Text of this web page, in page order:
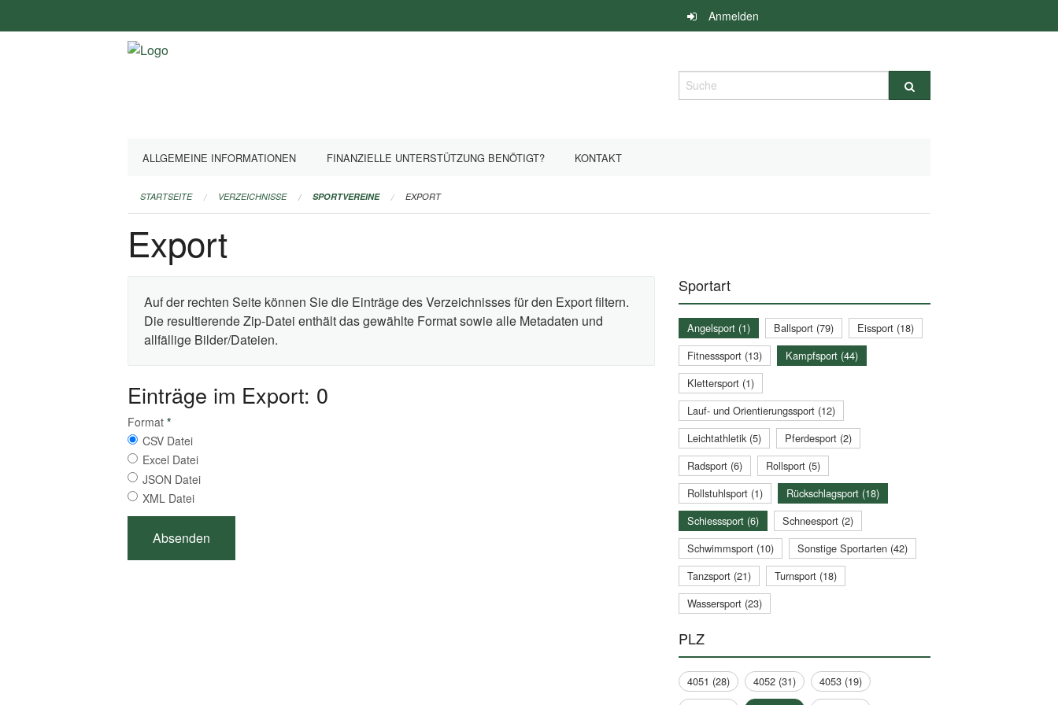
überspringen
Anmelden
Suche
ALLGEMEINE INFORMATIONEN FINANZIELLE UNTERSTÜTZUNG BENÖTIGT? KONTAKT
STARTSEITE VERZEICHNISSE SPORTVEREINE EXPORT
Export
Auf der rechten Seite können Sie die Einträge des Verzeichnisses für den Export filtern.
Die resultierende Zip-Datei enthält das gewählte Format sowie alle Metadaten und
allfällige Bilder/Dateien.
Einträge im Export: 0
Format *
CSV Datei
Excel Datei
JSON Datei
XML Datei
Sportart
Angelsport (1) Ballsport (79)
Eissport (18)
Fitnesssport (13)
Kampfsport (44)
Klettersport (1)
Lauf- und Orientierungssport (12)
Leichtathletik (5)
Pferdesport (2)
Radsport (6)
Rollsport (5)
Rollstuhlsport (1)
Rückschlagsport (18)
Schiesssport (6)
Schneesport (2)
Schwimmsport (10)
Sonstige Sportarten (42)
Tanzsport (21)
Turnsport (18)
Wassersport (23)
PLZ
4051 (28) 4052 (31)
4053 (19)